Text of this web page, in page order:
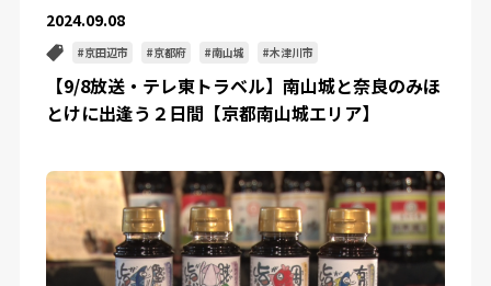
2024.09.08
京田辺市 京都府 南山城 木津川市
【9/8放送・テレ東トラベル】南山城と奈良のみほ
とけに出逢う２日間【京都南山城エリア】